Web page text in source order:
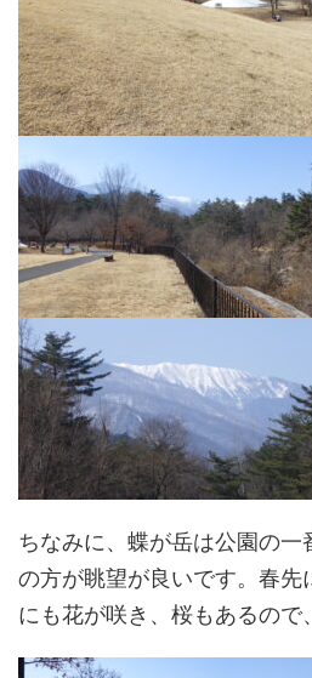
ちなみに、蝶が岳は公園の一
の方が眺望が良いです。春先
にも花が咲き、桜もあるので